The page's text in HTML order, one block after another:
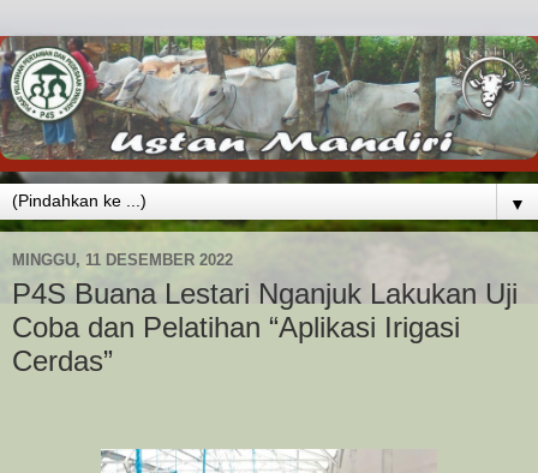
▼
MINGGU, 11 DESEMBER 2022
P4S Buana Lestari Nganjuk Lakukan Uji
Coba dan Pelatihan “Aplikasi Irigasi
Cerdas”